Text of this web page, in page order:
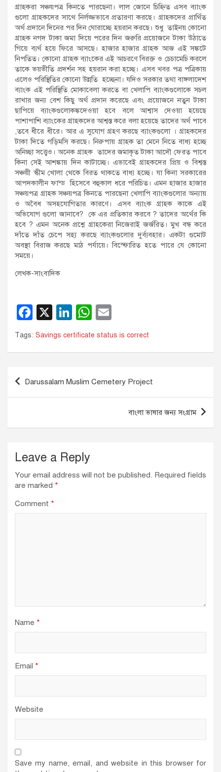
গ্রাহকরা সঞ্চয়পত্র কিনতে পারছেনা। লাল জোনে চিহ্নিত এসব ব্যাংক
গুলো গ্রাহকদের সাথে নির্লজ্জভাবে প্রতারণা করছে। গ্রাহকদের প্রার্থিত
অর্থ প্রদানে দিনের পর দিন ঘোরাচ্ছে হয়রান করছে। শুধু তাইনয় কোনো
গ্রাহক নগদ টাকা জমা দিয়ে পরের দিন জরুরি প্রয়োজনে টাকা উঠাতে
গিয়ে ব্যর্থ হয়ে ফিরে আসছে। হাজার হাজার গ্রাহক আজ এই সঙ্কটে
নিপতিত। কোনো গ্রাহক ব্যাংকের এই আচরণে বিরক্ত ও চেচামেচি করলে
তাকে ভয়ভীতি প্রদর্শন সহ হয়রান করা হচ্ছে। এসব খবর পত্র পত্রিকায়
এলেও পরিস্থিতির কোনো উন্নতি হচ্ছেনা। যদিও সরকার তথা বাঙ্গলাদেশ
ব্যাংক এই পরিস্থিতি মোকাবেলা করতে বা খেলাপি ব্যাংকগুলোকে সচল
রাখার জন্য বেশ কিছু অর্থ প্রদান করেছে এবং প্রয়োজনে নতুন টাকা
ছাপিয়ে ব্যাংকগুলোকঙ্কদেওয়া হবে বলে আশ্বাস দেওয়া হয়েছে
পাশাপাশি ব্যাংকের গ্রাহকদের আশ্বস্ত করে বলা হয়েছে তাদের অর্থ পাবে
,তবে ধীরে ধীরে। আর এ সুযোগ গ্রহণ করছে ব্যাংকগুলো । গ্রাহকদের
টাকা দিতে গড়িমসি করছে। নিরুপায় গ্রাহক তা মেনে নিতে বাধ্য হচ্ছে
অনিচ্ছা সত্ত্বেও। অনেক গ্রাহক তাদের জমাকৃত টাকা আদৌ ফেরত পাবে
কিনা সেই আশঙ্কায় দিন কাটাচ্ছে। এভাবেই গ্রাহকদের প্রিয় ও বিশ্বস্ত
সঞ্চয়ী স্কীম খোলা থেকে বিরত থাকতে বাধ্য হচ্ছে। যা কিনা সরকারের
আপদকালীন ফান্ড হিসেবে বহুকাল ধরে পরিচিত। এমন হাজার হাজার
সঞ্চয়পত্র গ্রাহক সঞ্চয়পত্র কিনতে পারছেনা খেলাপি ব্যাংকগুলোর অন্যায়
ও অবৈধ অসহযোগিতার কারণে। এসব ব্যাংক গ্রাহক কাকে এই
অভিযোগ গুলো জানাবে? কে এর প্রতিকার করবে ? তাদের অর্থের কি
হবে ? এমন অনেক প্রশ্নে গ্রাহকেরা নিজেরাই জর্জরিত। মুখ বন্ধ করে
দাঁতে দাঁত চেপে সহ্য করছে ব্যাংকগুলোর দুর্ব্যবহার। একটা গুমোট
অবস্থা বিরাজ করছে মাঠ পর্যায়ে। বিস্ফোরিত হতে পারে যে কোনো
সময়ে।
লেখক-সাংবাদিক
F
a
c
e
b
o
k
X
Li
n
k
e
dI
n
W
at
s
A
p
m
ail
Tags: Savings certificate status is correct
Post
navigation
Darussalam Muslim Cemetery Project
বাংলা ভাষার জন্য সংগ্রাম
Leave a Reply
Your email address will not be published. Required fields
are marked *
Comment *
Name *
Email *
Website
Save my name, email, and website in this browser for